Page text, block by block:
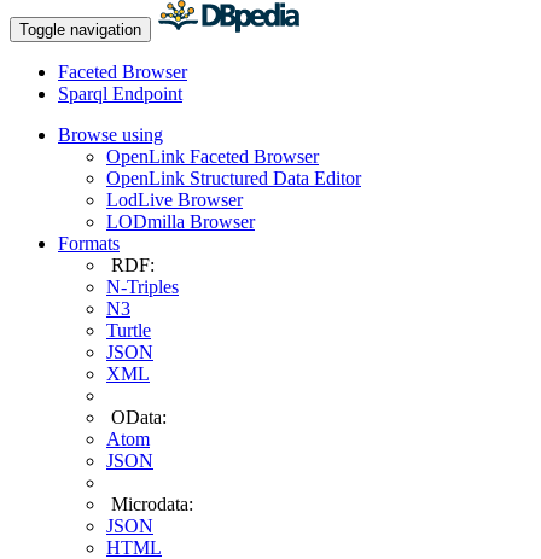
Toggle navigation
Faceted Browser
Sparql Endpoint
Browse using
OpenLink Faceted Browser
OpenLink Structured Data Editor
LodLive Browser
LODmilla Browser
Formats
RDF:
N-Triples
N3
Turtle
JSON
XML
OData:
Atom
JSON
Microdata:
JSON
HTML